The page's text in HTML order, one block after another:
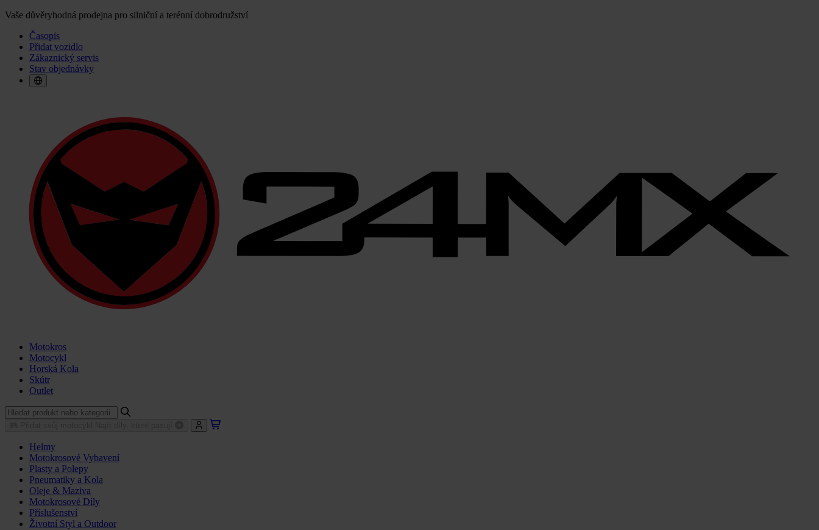
Vaše důvěryhodná prodejna pro silniční a terénní dobrodružství
Časopis
Přidat vozidlo
Zákaznický servis
Stav objednávky
Motokros
Motocykl
Horská Kola
Skútr
Outlet
Helmy
Motokrosové Vybavení
Plasty a Polepy
Pneumatiky a Kola
Oleje & Maziva
Motokrosové Díly
Příslušenství
Životní Styl a Outdoor